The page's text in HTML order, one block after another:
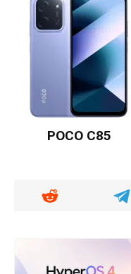
POCO C85